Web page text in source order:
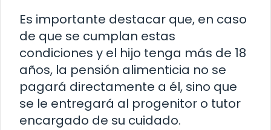
Es importante destacar que, en caso
de que se cumplan estas
condiciones y el hijo tenga más de 18
años, la pensión alimenticia no se
pagará directamente a él, sino que
se le entregará al progenitor o tutor
encargado de su cuidado.